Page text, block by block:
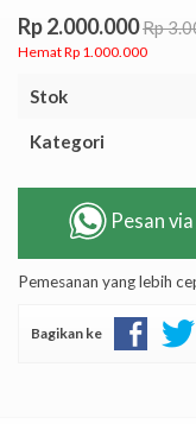
Rp 2.000.000Rp
Hemat Rp 1.000.000
Stok
Kategori
Pesan
Pemesanan yang lebih
Bagikan ke